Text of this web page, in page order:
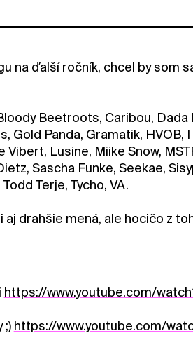
na ďalší ročník, chcel by som
Beetroots, Caribou,
Gold Panda, Gramatik,
Lusine, Miike Snow,
Sascha Funke, Seekae,
Terje, Tycho, VA.
aj drahšie mená, ale hocičo z
https://www.youtube.com/
;) https://www.youtube.com/